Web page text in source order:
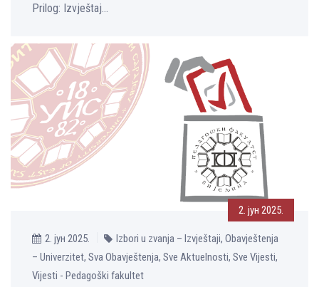
Prilog: Izvještaj...
2. јун 2025.
2. јун 2025.
Izbori u zvanja – Izvještaji, Obavještenja
– Univerzitet, Sva Obavještenja, Sve Aktuelnosti, Sve Vijesti,
Vijesti - Pedagoški fakultet